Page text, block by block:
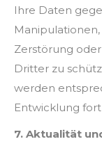
Ihre Daten
Zerstörung
Dritter zu
werden
Entwicklung
7. Aktualität